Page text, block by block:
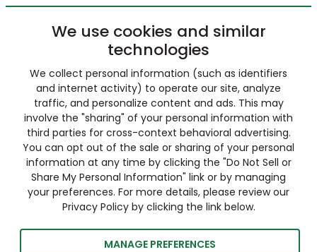
We use cookies and similar
technologies
We collect personal information (such as identifiers
and internet activity) to operate our site, analyze
traffic, and personalize content and ads. This may
involve the "sharing" of your personal information with
third parties for cross-context behavioral advertising.
You can opt out of the sale or sharing of your personal
information at any time by clicking the "Do Not Sell or
Share My Personal Information" link or by managing
your preferences. For more details, please review our
Privacy Policy by clicking the link below.
MANAGE PREFERENCES